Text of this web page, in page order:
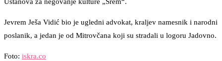
Ustanova za negovanje kulture „Srem“.
Jevrem Ješa Vidić bio je ugledni advokat, kraljev namesnik i narodni
poslanik, a jedan je od Mitrovčana koji su stradali u logoru Jadovno.
Foto: iskra.co